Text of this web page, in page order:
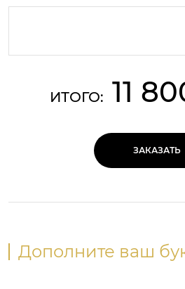
ИТОГО: 11
ЗАКАЗАТЬ
Дополните ваш